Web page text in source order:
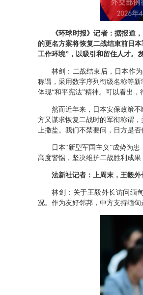
《环球时报》记者：据报道
的更名方案将恢复二战结束前日
工作环境”，以吸引和留住人才。
林剑：二战结束后，日本作
称谓，采用数字序列衔级名称等
体现“和平宪法”精神。可以看出，
然而近年来，日本安保政策
方又谋求恢复二战时的军衔称谓
上撒盐。我们不禁要问，日方是
日本“新型军国主义”成势为
高度警惕，坚决维护二战胜利成果
法新社记者：上周末，王毅
林剑：关于王毅外长访问缅
况。作为友好邻邦，中方支持缅